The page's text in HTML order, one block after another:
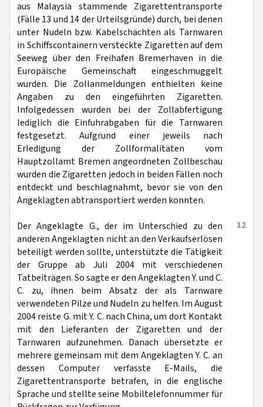
aus Malaysia stammende Zigarettentransporte
(Fälle 13 und 14 der Urteilsgründe) durch, bei denen
unter Nudeln bzw. Kabelschächten als Tarnwaren
in Schiffscontainern versteckte Zigaretten auf dem
Seeweg über den Freihafen Bremerhaven in die
Europäische Gemeinschaft eingeschmuggelt
wurden. Die Zollanmeldungen enthielten keine
Angaben zu den eingeführten Zigaretten.
Infolgedessen wurden bei der Zollabfertigung
lediglich die Einfuhrabgaben für die Tarnwaren
festgesetzt. Aufgrund einer jeweils nach
Erledigung der Zollformalitäten vom
Hauptzollamt Bremen angeordneten Zollbeschau
wurden die Zigaretten jedoch in beiden Fällen noch
entdeckt und beschlagnahmt, bevor sie von den
Angeklagten abtransportiert werden konnten.
12
Der Angeklagte G., der im Unterschied zu den
anderen Angeklagten nicht an den Verkaufserlösen
beteiligt werden sollte, unterstützte die Tätigkeit
der Gruppe ab Juli 2004 mit verschiedenen
Tatbeiträgen. So sagte er den Angeklagten Y. und C.
C. zu, ihnen beim Absatz der als Tarnware
verwendeten Pilze und Nudeln zu helfen. Im August
2004 reiste G. mit Y. C. nach China, um dort Kontakt
mit den Lieferanten der Zigaretten und der
Tarnwaren aufzunehmen. Danach übersetzte er
mehrere gemeinsam mit dem Angeklagten Y. C. an
dessen Computer verfasste E-Mails, die
Zigarettentransporte betrafen, in die englische
Sprache und stellte seine Mobiltelefonnummer für